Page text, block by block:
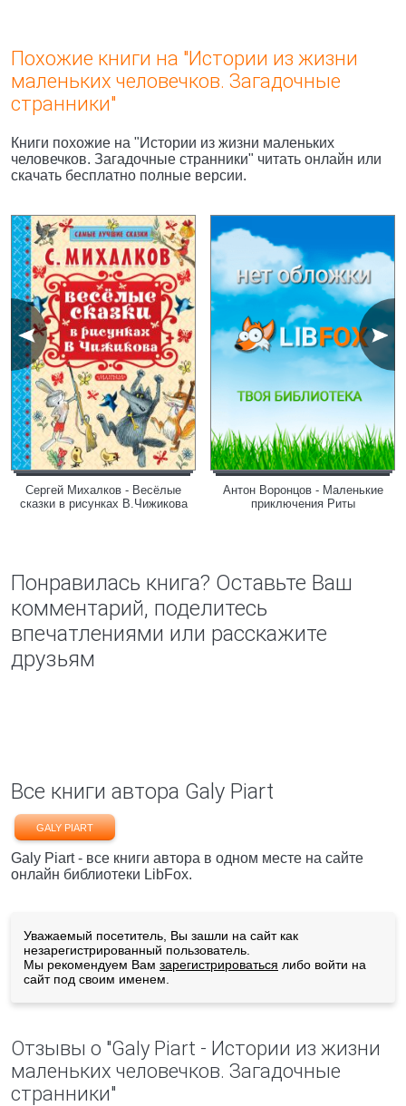
Похожие книги на "Истории из жизни
маленьких человечков. Загадочные
странники"
Книги похожие на "Истории из жизни маленьких
человечков. Загадочные странники" читать онлайн или
скачать бесплатно полные версии.
Сергей Михалков - Весёлые
сказки в рисунках В.Чижикова
Антон Воронцов - Маленькие
приключения Риты
Понравилась книга? Оставьте Ваш
комментарий, поделитесь
впечатлениями или расскажите
друзьям
Все книги автора Galy Piart
GALY PIART
Galy Piart - все книги автора в одном месте на сайте
онлайн библиотеки LibFox.
Уважаемый посетитель, Вы зашли на сайт как
незарегистрированный пользователь.
Мы рекомендуем Вам зарегистрироваться либо войти на
сайт под своим именем.
Отзывы о "Galy Piart - Истории из жизни
маленьких человечков. Загадочные
странники"